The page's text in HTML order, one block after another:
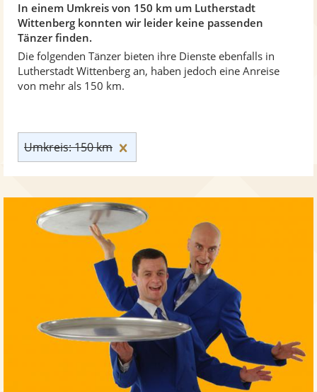
In einem Umkreis von 150 km um Lutherstadt
Wittenberg konnten wir leider keine passenden
Tänzer finden.
Die folgenden Tänzer bieten ihre Dienste ebenfalls in
Lutherstadt Wittenberg an, haben jedoch eine Anreise
von mehr als 150 km.
Umkreis: 150 km